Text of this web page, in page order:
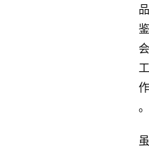
品
鉴
会
工
作
。
虽